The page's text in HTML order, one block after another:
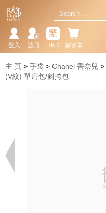
購物車
繁
HKD
註冊
登入
主 頁 手袋 Chanel 香奈兒
(V紋) 單肩包/斜挎包